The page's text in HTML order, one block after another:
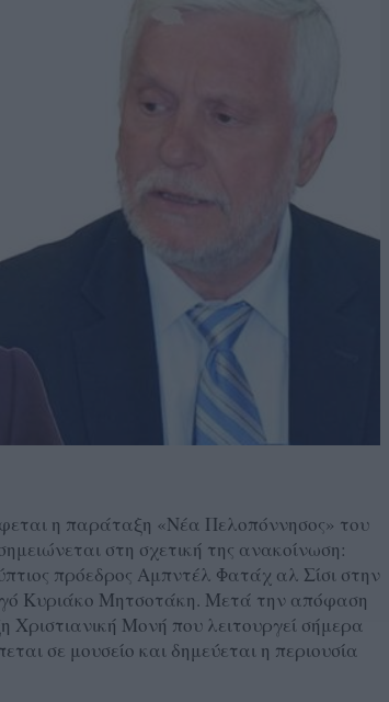
η παράταξη «Νέα Πελοπόννησος» του
στη σχετική της ανακοίνωση:
πρόεδρος Αμπντέλ Φατάχ αλ Σίσι στην
Κυριάκο Μητσοτάκη. Μετά την απόφαση
Χριστιανική Μονή που λειτουργεί σήμερα
σε μουσείο και δημεύεται η περιουσία